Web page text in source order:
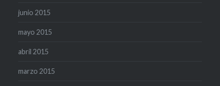
junio 2015
mayo 2015
abril 2015
marzo 2015